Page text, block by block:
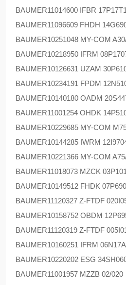
BAUMER11014600 IFBR
BAUMER11096609 FHDH
BAUMER10251048 MY-COM
BAUMER10218950 IFRM
BAUMER10126631 UZAM
BAUMER10234191 FPDM
BAUMER10140180 OADM
BAUMER11001254 OHDK
BAUMER10229685 MY-COM
BAUMER10144285 IWRM
BAUMER10221366 MY-COM
BAUMER11018073 MZCK
BAUMER10149512 FHDK
BAUMER11120327 Z-FTDF
BAUMER10158752 OBDM
BAUMER11120319 Z-FTDF
BAUMER10160251 IFRM
BAUMER10220202 ESG
BAUMER11001957 MZZB 02/020